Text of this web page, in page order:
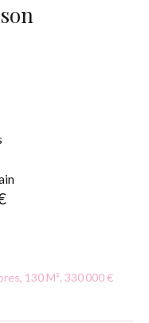
130 M², 330 000 €